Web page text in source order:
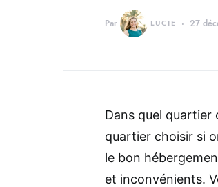
Par LUCIE 27
Dans quel quartier
quartier choisir si
le bon
et inconvénients.